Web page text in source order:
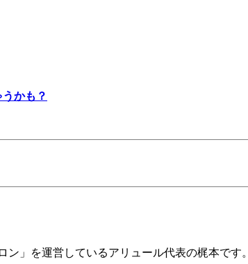
かも？
」を運営しているアリュール代表の梶本です。